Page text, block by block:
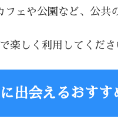
ェや公園など、公共
楽しく利用してくださ
出会えるおすす